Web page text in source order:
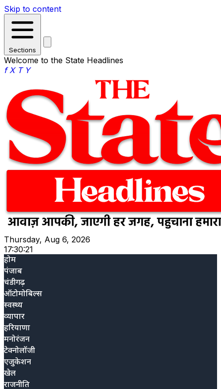
Skip to content
Sections
Welcome to the State Headlines
f X T Y
Thursday, Aug 6, 2026
17:30:22
होम
पंजाब
चंडीगढ़
ऑटोमोबिल्स
स्वस्थ्य
व्यापार
हरियाणा
मनोरंजन
टेक्नोलॉजी
एजुकेशन
खेल
राजनीति